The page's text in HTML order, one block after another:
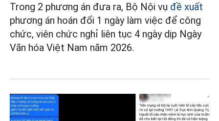
Trong 2 phương án đưa ra, Bộ Nội vụ đề xuất
phương án hoán đổi 1 ngày làm việc để công
chức, viên chức nghỉ liên tục 4 ngày dịp Ngày
Văn hóa Việt Nam năm 2026.